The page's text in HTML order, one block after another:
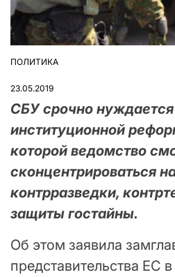
ОПУБЛІКУВАТИ
ПОЛИТИКА
23.05.2019
СБУ срочно нуждается
институционной
которой ведомство
сконцентрироваться
контрразведки,
защиты гостайны.
Об этом заявила
представительства ЕС